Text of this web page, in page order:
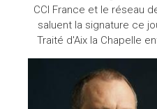
CCI France et le réseau
saluent la signature ce
Traité d'Aix la Chapelle